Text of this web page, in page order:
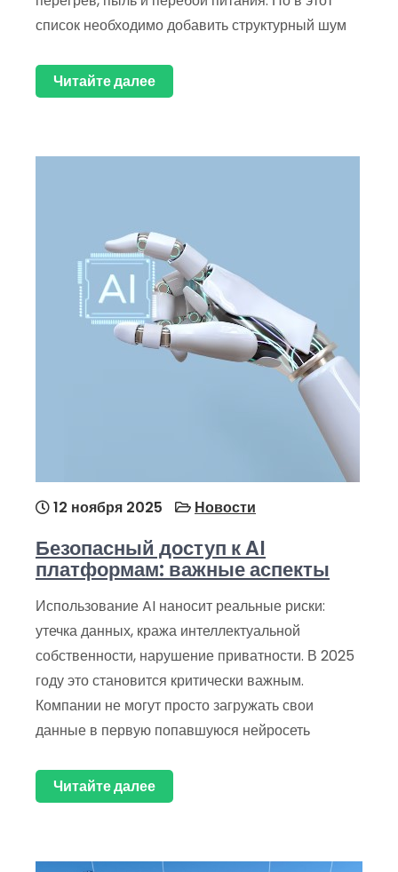
список необходимо добавить структурный шум
Читайте далее
12 ноября 2025 Новости
Безопасный доступ к AI
платформам: важные аспекты
Использование AI наносит реальные риски:
утечка данных, кража интеллектуальной
собственности, нарушение приватности. В 2025
году это становится критически важным.
Компании не могут просто загружать свои
данные в первую попавшуюся нейросеть
Читайте далее